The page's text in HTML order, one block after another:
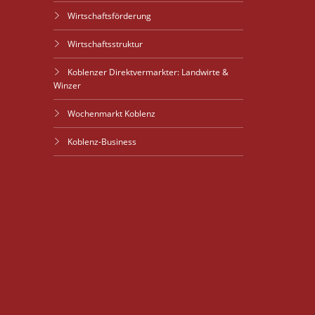
Wirtschaftsförderung
Wirtschaftsstruktur
Koblenzer Direktvermarkter: Landwirte &
Winzer
Wochenmarkt Koblenz
Koblenz-Business